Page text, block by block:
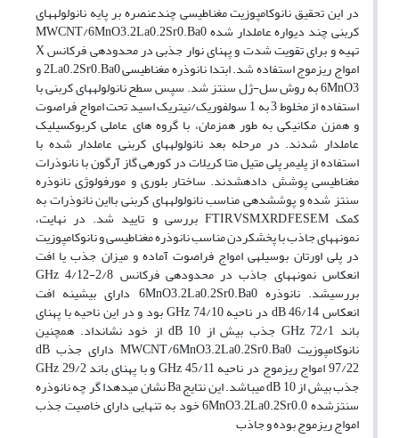
در این تحقیق نانوکامپوزیت مغناطیسی چندعنصره بر پایه نانولولههای
کربنی چند دیواره عاملدار شده MWCNT/6MnO3.2La0.2Sr0.Ba0
تهیه و برای تقویت شدت و پهنای نوار جذبی در محدودهی فرکانس X
امواج ریزموج استفاده شد. ابتدا نانوذره مغناطیسی 2La0.2Sr0.Ba0 و
6MnO3 به روش سل-ژل سنتز شد. سپس سطح نانولولههای کربنی با
استفاده از مخلوط 3 به 1 سولفوریک/نیتریک اسید تحت امواج فراصوت
و همزن مکانیکی به طور همزمان، با گروه های عاملی کربوکسیلیک
عاملدار شدند. در مرحله بعد نانولولههای کربنی عاملدار شده با
استفاده از پلیمر پلی متیل متا کریلات در کورهی گاز آرگون با نانوذرات
مغناطیسی پوشش دادهشدند. ساختار بلوری و مورفولوژی نانوذره
سنتز شده و پوششدهی مناسب نانولولههای کربنی بااین نانوذرات به
کمک FTIR,VSM,XRD,FESEM بررسی و تایید شد. در نهایت،
نمونههای جاذب با پخشکردن مناسب نانوذره مغناطیسی و نانوکامپوزیت
در پلی اورتان بوسیلهی امواج فراصوت آماده و میزان جذب یا افت
انعکاس نمونههای جاذب در محدودهی فرکانس GHz 4/12-2/8
بررسیشد. نانوذره 6MnO3.2La0.2Sr0.Ba0 دارای بیشینه افت
انعکاس dB 46/14 در ناحیه GHz 74/10 بود و در این ناحیه با پهنای
باند GHz 72/1 جذب بیش از dB 10 از خود نشانداد. همچنین
نانوکامپوزیت MWCNT/6MnO3.2La0.2Sr0.Ba0 دارای جذب dB
97/22 امواج ریزموج در ناحیه GHz 45/11 و با پهنای باند GHz 29/2
جذب بیش از dB 10 میباشد. این نتایج Ba نشان میدهدا گر چه نانوذره
سنتزشده 6MnO3.2La0.2Sr0.0 خود به تنهایی دارای خاصیت جذب
امواج ریزموج بوده و جاذب